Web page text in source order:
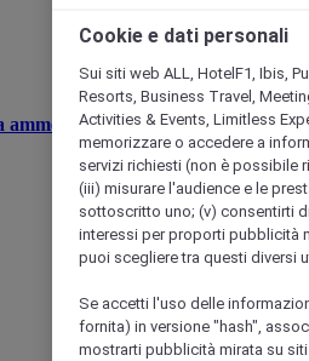
Cookie e dati personali
Sui siti web ALL, HotelF1, Ibis,
Resorts, Business Travel,
Activities & Events, Limitless
memorizzare o accedere a
servizi richiesti (non è possibile
(iii) misurare l'audience e le
sottoscritto uno; (v) consentirti
interessi per proporti pubblicità
puoi scegliere tra questi diversi
Se accetti l'uso delle
fornita) in versione "hash",
mostrarti pubblicità mirata su